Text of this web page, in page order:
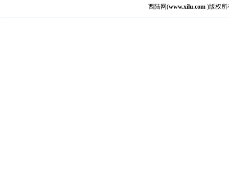
西陆网(www.xilu.com )版权